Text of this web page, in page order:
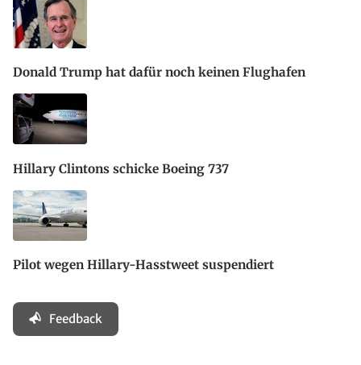
Donald Trump hat dafür noch keinen Flughafen
Hillary Clintons schicke Boeing 737
Pilot wegen Hillary-Hasstweet suspendiert
Feedback